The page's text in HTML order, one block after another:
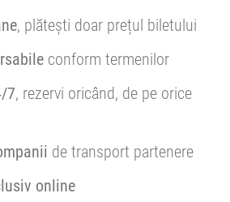
, plătești doar prețul biletului
conform termenilor
7, rezervi oricând, de pe orice
de transport partenere
online